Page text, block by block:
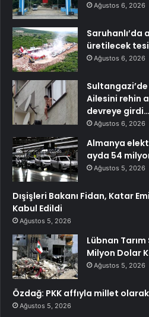
Ağustos 6, 2026
Saruhanlı’da
üretilecek
Ağustos 6, 2026
Ailesini rehin
devreye girdi…
Ağustos 6, 2026
Almanya
ayda 54
Ağustos 5, 2026
Dışişleri Bakanı Fidan, Katar
Kabul Edildi
Ağustos 5, 2026
Lübnan
Milyon Dolar
Ağustos 5, 2026
Özdağ: PKK affıyla millet
Ağustos 5, 2026